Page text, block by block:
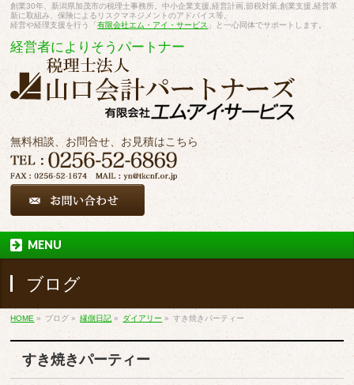
創業30年、新潟県加茂市の税理士事務所。中小企業支援,経営計画,節税対策,創業支援,経営革
新に取組み、保険によるリスクマネジメントのアドバイス等。
経営や経理支援を行う「有限会社エム・アイ・サービス 」と一心同体でサポートします。
経営者によりそうパートナー
無料相談、お問合せ、お見積はこちら
MENU
ブログ
HOME » ブログ » 縁側日記 » ダイアリー » すき焼きパーティー
すき焼きパーティー